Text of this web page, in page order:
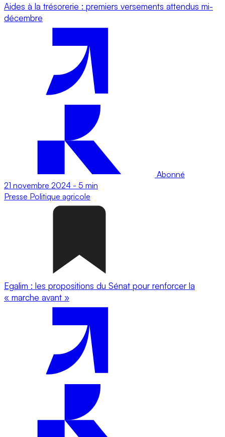
Aides à la trésorerie : premiers versements attendus mi-
décembre
Abonné
21 novembre 2024 - 5 min
Presse Politique agricole
Egalim : les propositions du Sénat pour renforcer la
« marche avant »